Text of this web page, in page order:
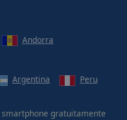
Andorra
Argentina Peru
smartphone gratuitamente